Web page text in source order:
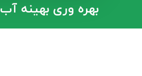
بهره وری بهینه آب